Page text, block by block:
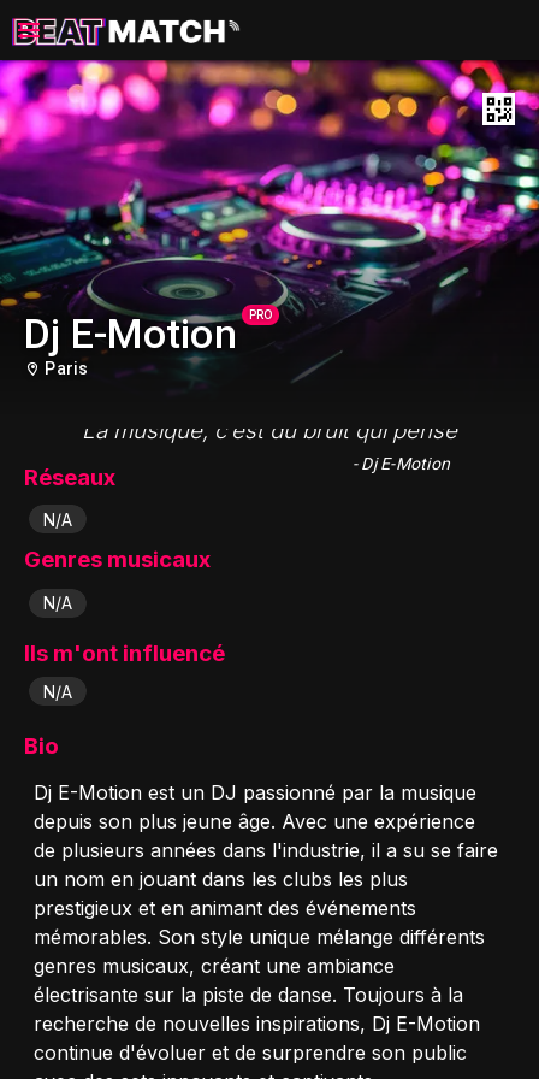
Dj E-Motion PRO
Paris
"La musique, c’est du bruit qui pense"
- Dj E-Motion
Réseaux
N/A
Genres musicaux
N/A
Ils m'ont influencé
N/A
Bio
Dj E-Motion est un DJ passionné par la musique
depuis son plus jeune âge. Avec une expérience
de plusieurs années dans l'industrie, il a su se faire
un nom en jouant dans les clubs les plus
prestigieux et en animant des événements
mémorables. Son style unique mélange différents
genres musicaux, créant une ambiance
électrisante sur la piste de danse. Toujours à la
recherche de nouvelles inspirations, Dj E-Motion
continue d'évoluer et de surprendre son public